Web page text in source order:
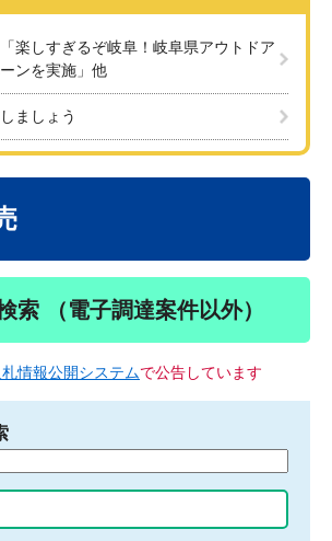
楽しすぎるぞ岐阜！岐阜県アウトドア
ンを実施」他
ましょう
索 （電子調達案件以外）
札情報公開システムで公告しています